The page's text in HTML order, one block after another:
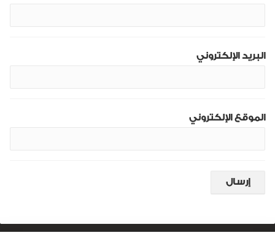
البريد الإلكتروني
الموقع الإلكتروني